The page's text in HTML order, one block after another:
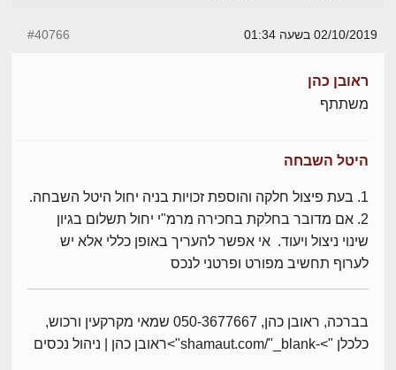
02/10/2019 בשעה 01:34 #40766
ראובן כהן
משתתף
היטל השבחה
1. בעת פיצול חלקה והוספת זכויות בניה יחול היטל השבחה.
2. אם מדובר בחלקת בחכירה מרמ"י יחול תשלום בגיון
שינוי ניצול ויעוד. אי אפשר להעריך באופן כללי אלא יש
לערוף תחשיב מפורט ופרטני לנכס
בברכה, ראובן כהן, 050-3677667 שמאי מקרקעין ורכוש,
כלכלן ">-shamaut.com/"_blank">ראובן כהן | ניהול נכסים